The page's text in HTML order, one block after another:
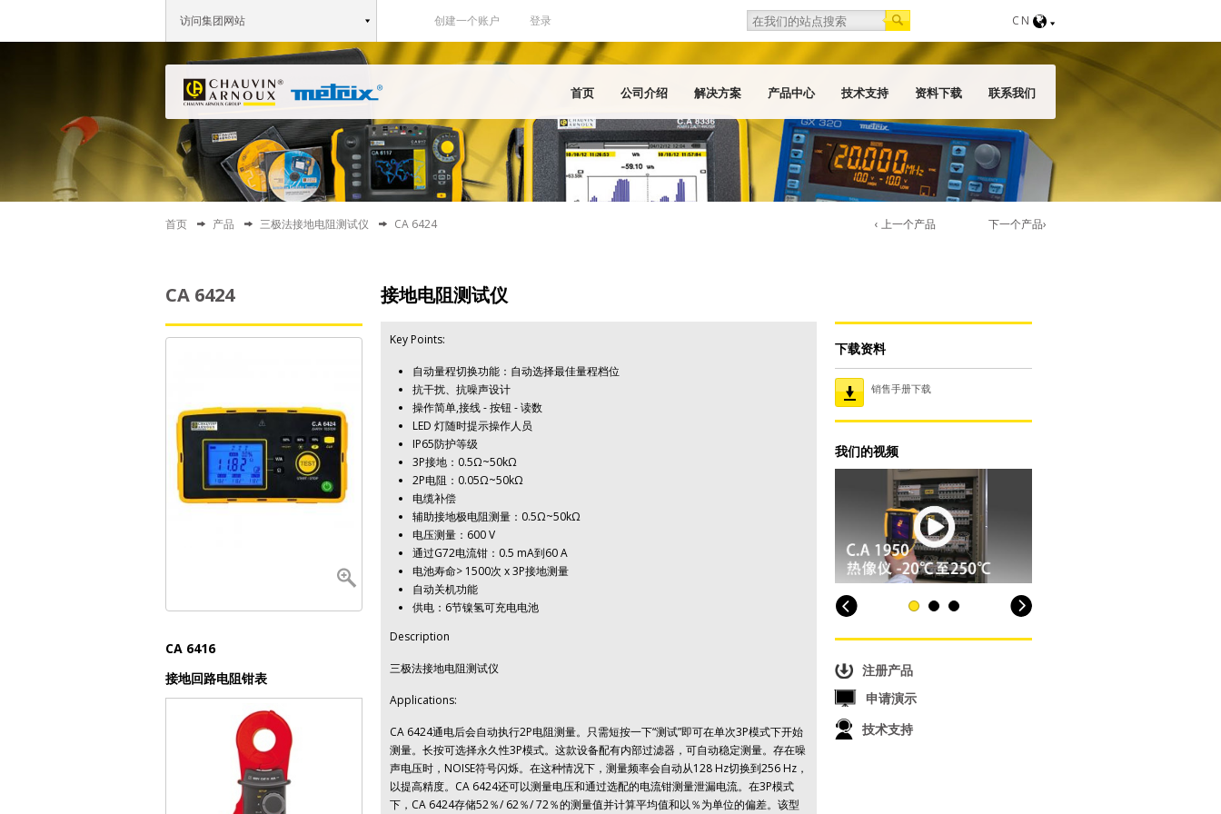
访问集团网站 创建一个账户 登录 Search form
Search CN
首页 公司介绍 解决方案 产品中心 技术支持 资料下载 联系我们
首页 产品 三极法接地电阻测试仪 CA 6424 ‹ 上一个产品 下一个产品›
CA 6424
CA 6416
接地回路电阻钳表
CA 6470N
专业型接地电阻测试仪
CA 6471
专业型接地电阻测试仪
CA 6472
专业型接地电阻测试仪
接地电阻测试仪
Key Points:
自动量程切换功能：自动选择最佳量程档位
抗干扰、抗噪声设计
操作简单,接线 - 按钮 - 读数
LED 灯随时提示操作人员
IP65防护等级
3P接地：0.5Ω~50kΩ
2P电阻：0.05Ω~50kΩ
电缆补偿
辅助接地极电阻测量：0.5Ω~50kΩ
电压测量：600 V
通过G72电流钳：0.5 mA到60 A
电池寿命> 1500次 x 3P接地测量
自动关机功能
供电：6节镍氢可充电电池
Description
三极法接地电阻测试仪
Applications:
CA 6424通电后会自动执行2P电阻测量。只需短按一下“测试”即可在单次3P模式下开始
测量。长按可选择永久性3P模式。这款设备配有内部过滤器，可自动稳定测量。存在噪
声电压时，NOISE符号闪烁。在这种情况下，测量频率会自动从128 Hz切换到256 Hz，
以提高精度。CA 6424还可以测量电压和通过选配的电流钳测量泄漏电流。在3P模式
下，CA 6424存储52％/ 62％/ 72％的测量值并计算平均值和以％为单位的偏差。该型
下载资料
销售手册下载
我们的视频
注册产品
申请演示
技术支持